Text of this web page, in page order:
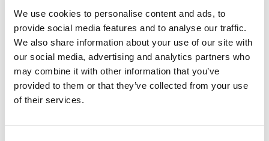
We use cookies to personalise content and ads, to
provide social media features and to analyse our traffic.
We also share information about your use of our site with
our social media, advertising and analytics partners who
may combine it with other information that you’ve
provided to them or that they’ve collected from your use
of their services.
Fragt fri levering ved ordrer over 599,- kr incl moms.
Sikker betaling med kort
Sporing af forsendelsen